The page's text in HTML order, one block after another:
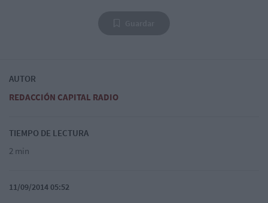
AUTOR
REDACCIÓN CAPITAL RADIO
TIEMPO DE LECTURA
2 min
11/09/2014 05:52